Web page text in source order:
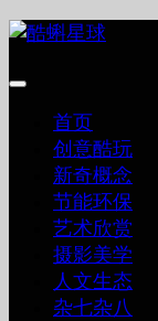
跳
内
首页
创意酷玩
新奇概念
节能环保
艺术欣赏
摄影美学
人文生态
杂七杂八